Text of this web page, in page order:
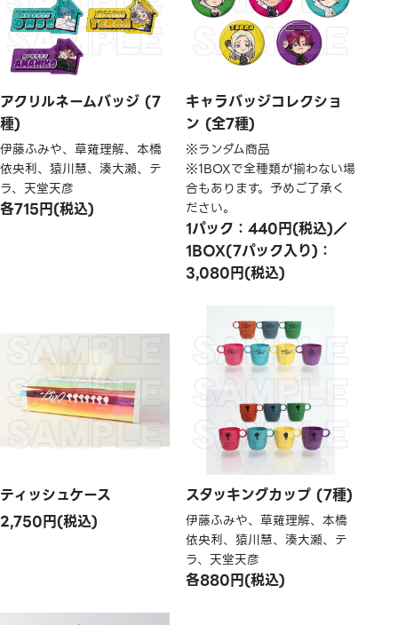
アクリルネームバッジ (7
種)
伊藤ふみや、草薙理解、本橋
依央利、猿川慧、湊大瀬、テ
ラ、天堂天彦
各715円(税込)
キャラバッジコレクショ
ン (全7種)
※ランダム商品
※1BOXで全種類が揃わない場
合もあります。予めご了承く
ださい。
1パック：440円(税込)／
1BOX(7パック入り)：
3,080円(税込)
ティッシュケース
2,750円(税込)
スタッキングカップ (7種)
伊藤ふみや、草薙理解、本橋
依央利、猿川慧、湊大瀬、テ
ラ、天堂天彦
各880円(税込)